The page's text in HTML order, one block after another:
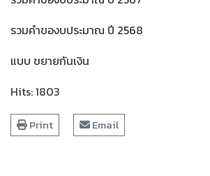
รวมคำของบประมาณ ปี 2568
แบบ ขยายกันเงิน
Hits: 1803
Print Email